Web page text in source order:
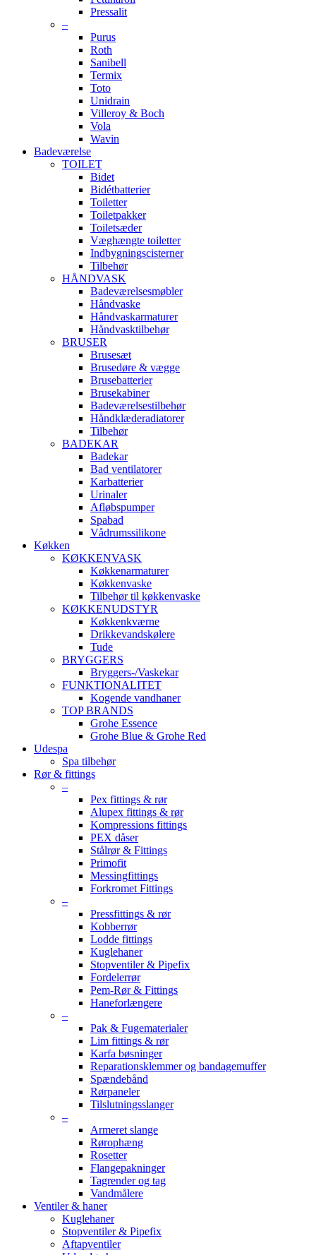
Pressalit
–
Purus
Roth
Sanibell
Termix
Toto
Unidrain
Villeroy & Boch
Vola
Wavin
Badeværelse
TOILET
Bidet
Bidétbatterier
Toiletter
Toiletpakker
Toiletsæder
Væghængte toiletter
Indbygningscisterner
Tilbehør
HÅNDVASK
Badeværelsesmøbler
Håndvaske
Håndvaskarmaturer
Håndvasktilbehør
BRUSER
Brusesæt
Brusedøre & vægge
Brusebatterier
Brusekabiner
Badeværelsestilbehør
Håndklæderadiatorer
Tilbehør
BADEKAR
Badekar
Bad ventilatorer
Karbatterier
Urinaler
Afløbspumper
Spabad
Vådrumssilikone
Køkken
KØKKENVASK
Køkkenarmaturer
Køkkenvaske
Tilbehør til køkkenvaske
KØKKENUDSTYR
Køkkenkværne
Drikkevandskølere
Tude
BRYGGERS
Bryggers-/Vaskekar
FUNKTIONALITET
Kogende vandhaner
TOP BRANDS
Grohe Essence
Grohe Blue & Grohe Red
Udespa
Spa tilbehør
Rør & fittings
–
Pex fittings & rør
Alupex fittings & rør
Kompressions fittings
PEX dåser
Stålrør & Fittings
Primofit
Messingfittings
Forkromet Fittings
–
Pressfittings & rør
Kobberrør
Lodde fittings
Kuglehaner
Stopventiler & Pipefix
Fordelerrør
Pem-Rør & Fittings
Haneforlængere
–
Pak & Fugematerialer
Lim fittings & rør
Karfa bøsninger
Reparationsklemmer og bandagemuffer
Spændebånd
Rørpaneler
Tilslutningsslanger
–
Armeret slange
Rørophæng
Rosetter
Flangepakninger
Tagrender og tag
Vandmålere
Ventiler & haner
Kuglehaner
Stopventiler & Pipefix
Aftapventiler